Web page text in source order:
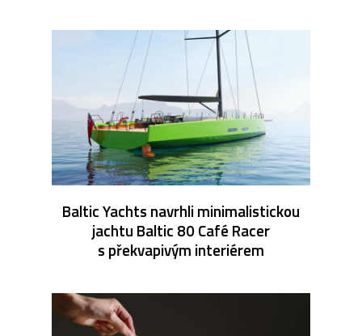
Baltic Yachts navrhli minimalistickou
jachtu Baltic 80 Café Racer
s překvapivým interiérem